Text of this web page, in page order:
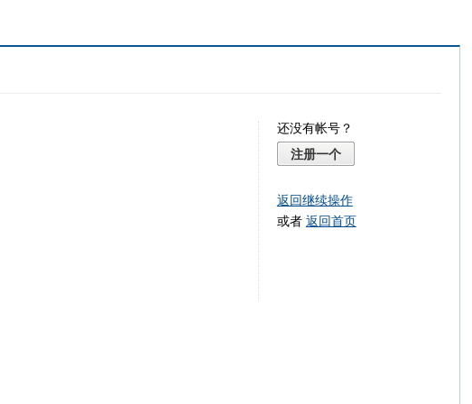
还没有帐号？
注册一个
返回继续操作
或者 返回首页